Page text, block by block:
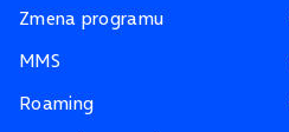
Zmena programu
MMS
Roaming